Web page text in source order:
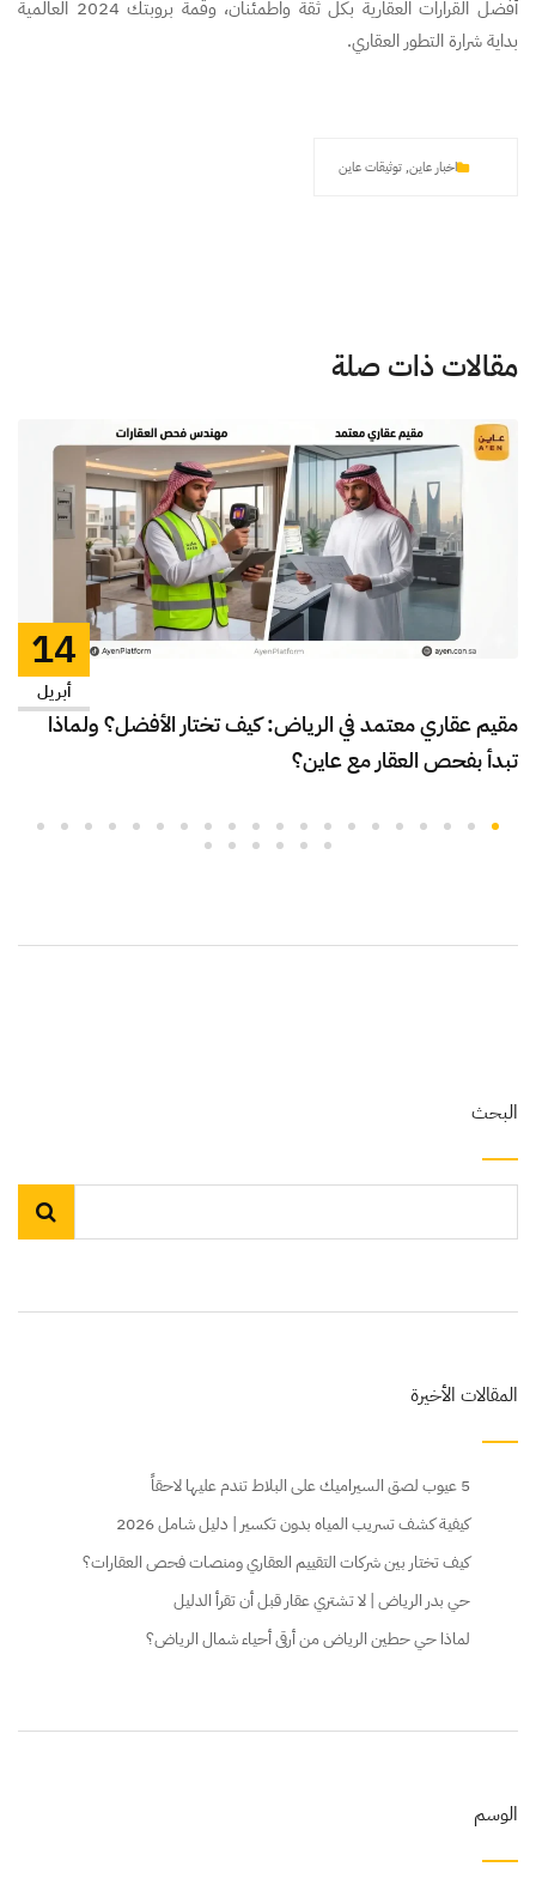
أفضل القرارات العقارية بكل ثقة واطمئنان، وقمة بروبتك 2024 العالمية
بداية شرارة التطور العقاري.
اخبار عاين, توثيقات عاين
مقالات ذات صلة
مقيم عقاري معتمد في الرياض: كيف تختار الأفضل؟ ولماذا
تبدأ بفحص العقار مع عاين؟
14
أبريل
البحث
المقالات الأخيرة
5 عيوب لصق السيراميك على البلاط تندم عليها لاحقاً
كيفية كشف تسريب المياه بدون تكسير | دليل شامل 2026
كيف تختار بين شركات التقييم العقاري ومنصات فحص العقارات؟
حي بدر الرياض | لا تشتري عقار قبل أن تقرأ الدليل
لماذا حي حطين الرياض من أرقى أحياء شمال الرياض؟
الوسم